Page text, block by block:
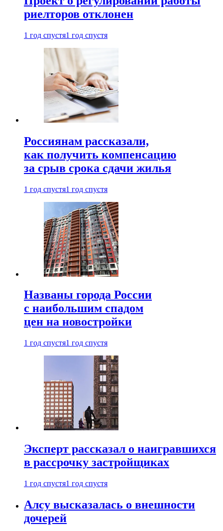
риелторов отклонен
1 год спустя1 год спустя
Россиянам рассказали,
как получить компенсацию
за срыв срока сдачи жилья
1 год спустя1 год спустя
Названы города России
с наибольшим спадом
цен на новостройки
1 год спустя1 год спустя
Эксперт рассказал о наигравшихся
в рассрочку застройщиках
1 год спустя1 год спустя
Алсу высказалась о внешности
дочерей